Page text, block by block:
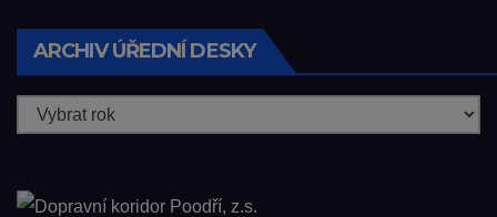
ARCHIV ÚŘEDNÍ DESKY